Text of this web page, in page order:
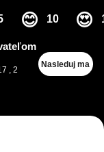
😊 10 😍
2
Nasleduj ma